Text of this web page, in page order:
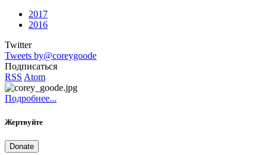
2017
2016
Twitter
Tweets by@coreygoode
Подписаться
RSS Atom
Подробнее...
Жертвуйте
Donate